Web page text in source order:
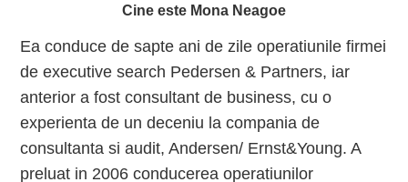
Cine este Mona Neagoe
Ea conduce de sapte ani de zile operatiunile firmei
de executive search Pedersen & Partners, iar
anterior a fost consultant de business, cu o
experienta de un deceniu la compania de
consultanta si audit, Andersen/ Ernst&Young. A
preluat in 2006 conducerea operatiunilor